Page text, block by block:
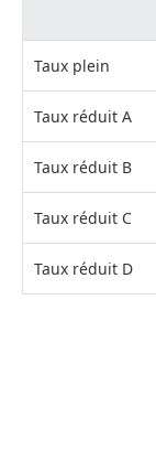
Taux plein
Taux réduit A
Taux réduit B
Taux réduit C
Taux réduit D